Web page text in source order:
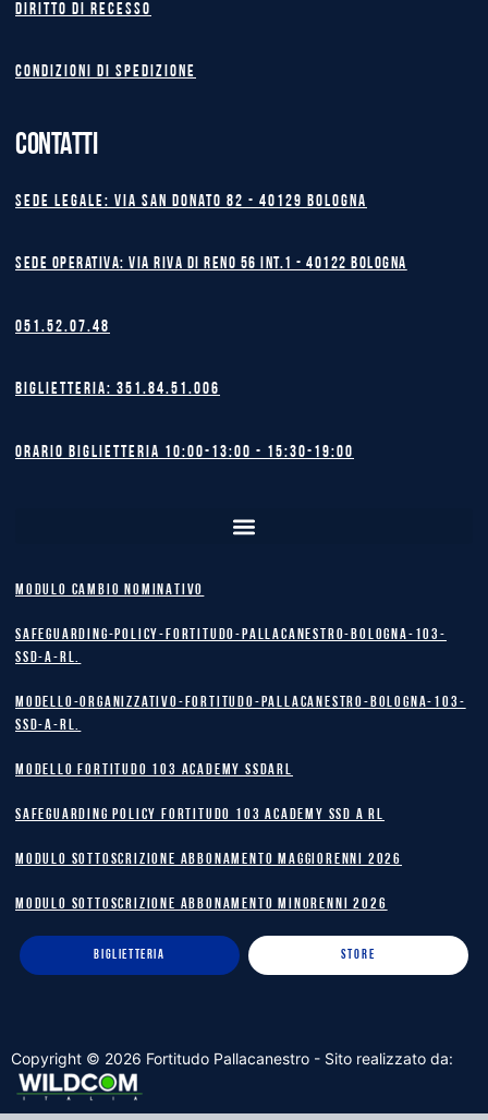
Diritto di recesso
Condizioni di spedizione
CONTATTI
Sede legale: Via San Donato 82 - 40129 BOLOGNA
Sede operativa: Via Riva di Reno 56 int.1 - 40122 BOLOGNA
051.52.07.48
Biglietteria: 351.84.51.006
Orario biglietteria 10:00-13:00 - 15:30-19:00
MODULO CAMBIO NOMINATIVO
safeguarding-policy-Fortitudo-Pallacanestro-Bologna-103-
SSD-A-RL.
Modello-Organizzativo-Fortitudo-Pallacanestro-Bologna-103-
SSD-A-RL.
MODELLO FORTITUDO 103 ACADEMY SSDARL
safeguarding policy Fortitudo 103 Academy SSD A RL
MODULO SOTTOSCRIZIONE ABBONAMENTO MAGGIORENNI 2026
MODULO SOTTOSCRIZIONE ABBONAMENTO MINORENNI 2026
BIGLIETTERIA STORE
Copyright © 2026 Fortitudo Pallacanestro - Sito realizzato da: